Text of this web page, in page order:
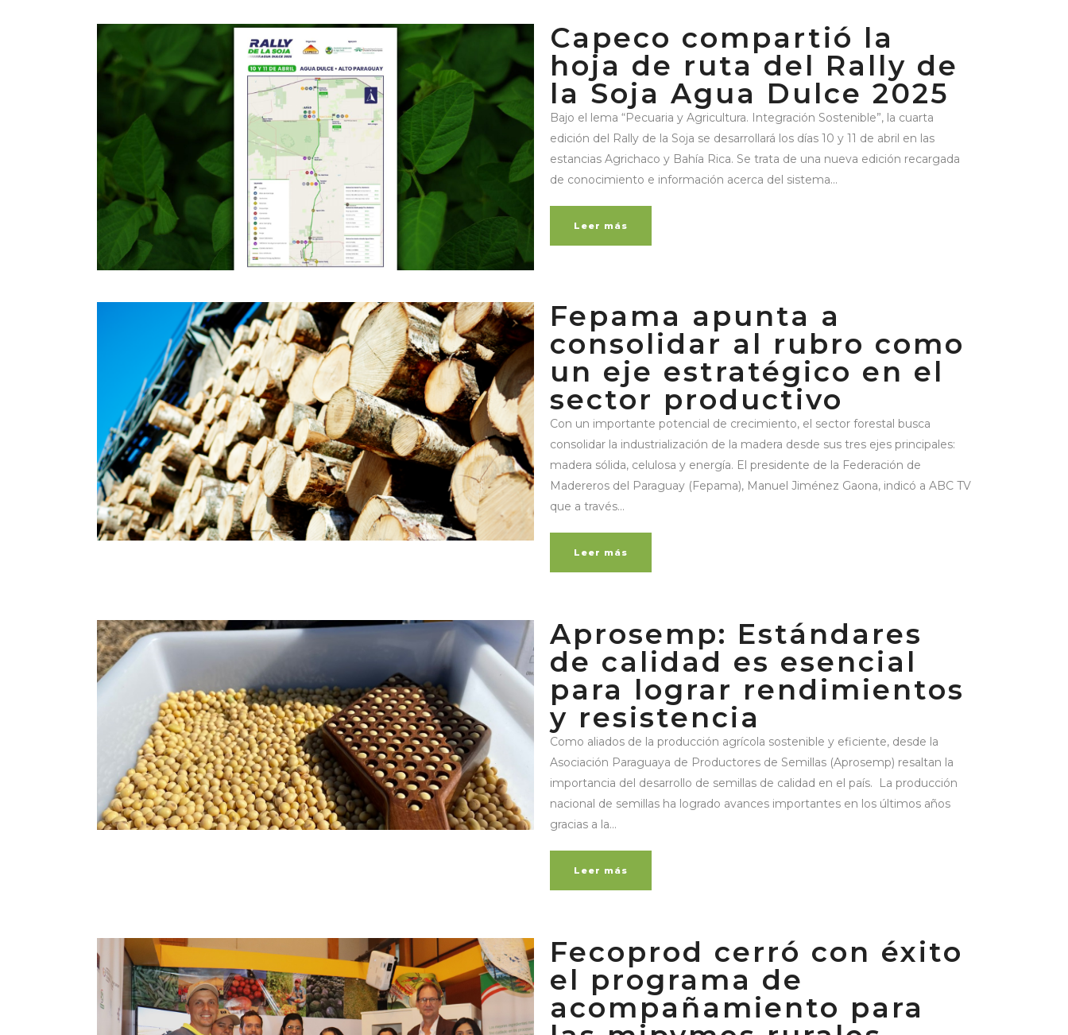
Capeco compartió la
hoja de ruta del Rally de
la Soja Agua Dulce 2025
Bajo el lema “Pecuaria y Agricultura. Integración Sostenible”, la cuarta
edición del Rally de la Soja se desarrollará los días 10 y 11 de abril en las
estancias Agrichaco y Bahía Rica. Se trata de una nueva edición recargada
de conocimiento e información acerca del sistema...
Leer más
Fepama apunta a
consolidar al rubro como
un eje estratégico en el
sector productivo
Con un importante potencial de crecimiento, el sector forestal busca
consolidar la industrialización de la madera desde sus tres ejes principales:
madera sólida, celulosa y energía. El presidente de la Federación de
Madereros del Paraguay (Fepama), Manuel Jiménez Gaona, indicó a ABC TV
que a través...
Leer más
Aprosemp: Estándares
de calidad es esencial
para lograr rendimientos
y resistencia
Como aliados de la producción agrícola sostenible y eficiente, desde la
Asociación Paraguaya de Productores de Semillas (Aprosemp) resaltan la
importancia del desarrollo de semillas de calidad en el país. La producción
nacional de semillas ha logrado avances importantes en los últimos años
gracias a la...
Leer más
Fecoprod cerró con éxito
el programa de
acompañamiento para